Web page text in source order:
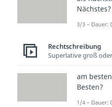
Nächstes?
3/3 – Dauer:
Rechtschreibung
Superlative groß
am
Besten?
1/4 – Dauer: